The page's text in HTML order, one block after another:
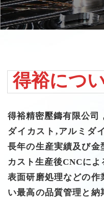
得裕につ
得裕精密壓鑄有限公司
ダイカスト,アルミダ
長年の生産実績及び金
カスト生産後CNCに
表面研磨処理などの
い最高の品質管理と納